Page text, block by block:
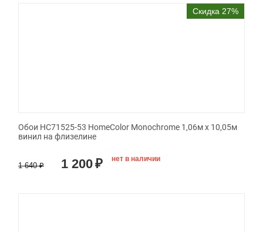
Скидка 27%
Обои HC71525-53 HomeColor Monochrome 1,06м х 10,05м
винил на флизелине
1 640 ₽ 1 200₽ нет в наличии